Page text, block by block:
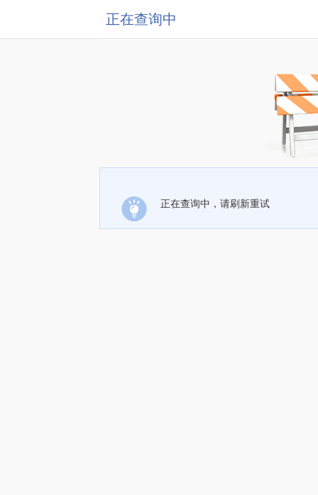
正在查询中
正在查询中，请刷新重试